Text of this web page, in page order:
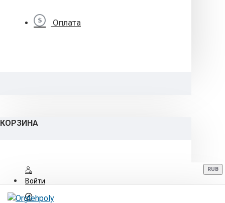
Оплата
КОРЗИНА
Войти
RUB